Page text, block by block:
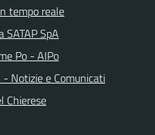
tempo reale
SpA
Po - AIPo
Notizie e Comunicati
Chierese